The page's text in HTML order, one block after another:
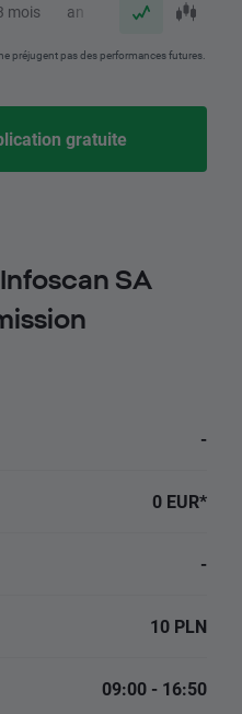
mois an
préjugent pas des performances futures.
gratuite
SA
-
0 EUR*
-
10 PLN
09:00 - 16:50